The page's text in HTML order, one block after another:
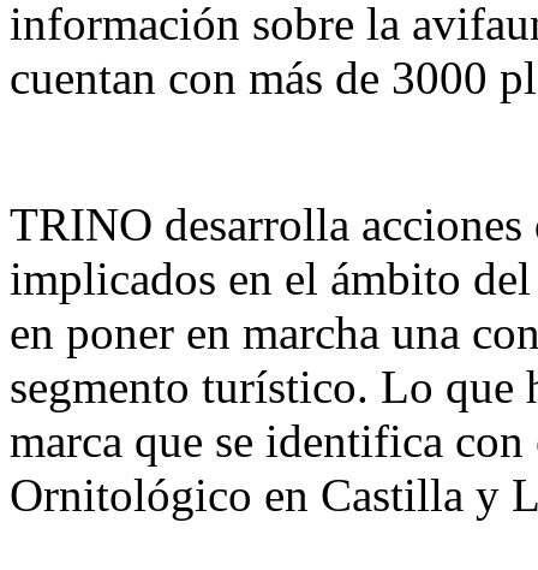
información sobre la
cuentan con más de 3000
TRINO desarrolla
implicados en el ámbito
en poner en marcha una
segmento turístico. Lo que
marca que se identifica
Ornitológico en Castilla y